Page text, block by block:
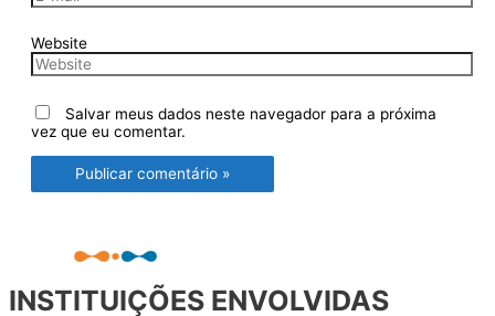
Website
Salvar meus dados neste navegador para a próxima
vez que eu comentar.
INSTITUIÇÕES ENVOLVIDAS